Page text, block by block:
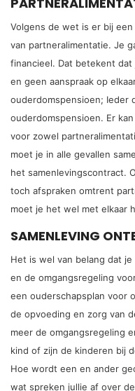
Volgens de wet is er bij
van partneralimentatie. Je
financieel. Dat betekent
en geen aanspraak op
ouderdomspensioen; Ieder
ouderdomspensioen. Er
voor zowel
moet je in alle gevallen
het samenlevingscontract.
toch afspraken omtrent
moet je het wel met elkaar
SAMENLEVING
Het is wel van belang dat
en de omgangsregeling
een ouderschapsplan voor
de opvoeding en zorg van
meer de omgangsregeling
kind of zijn de kinderen bij
Hoe wordt een en ander
wat spreken jullie af over